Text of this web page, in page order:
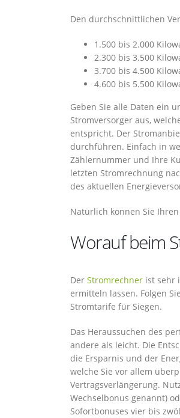
Den durchschnittlichen
1.500 bis 2.000
2.300 bis 3.500
3.700 bis 4.500
4.600 bis 5.500
Geben Sie alle Daten ein
Stromversorger aus,
entspricht. Der
durchführen. Einfach in
Zählernummer und Ihre
letzten Stromrechnung
des aktuellen
Natürlich können Sie
Worauf beim
Der Stromrechner ist sehr
ermitteln lassen. Folgen
Stromtarife für Siegen.
Das Heraussuchen des
andere als leicht. Die
die Ersparnis und der
welche Sie vor allem
Vertragsverlängerung.
Wechselbonus genannt)
Sofortbonuses vier bis